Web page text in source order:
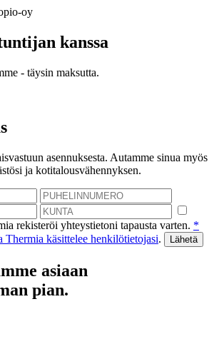
oy
kanssa
- täysin maksutta.
asennuksesta. Autamme sinua myös
ja kotitalousvähennyksen.
rekisteröi yhteystietoni tapausta varten. *
Thermia käsittelee henkilötietojasi.
asiaan
pian.